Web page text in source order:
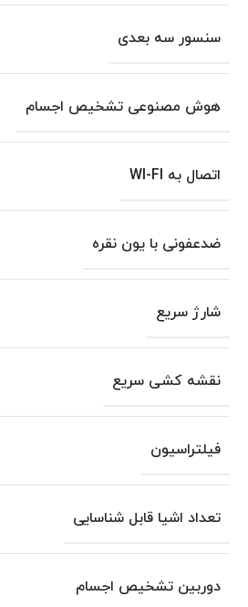
سنسور سه بعدی
هوش مصنوعی تشخیص اجسام
اتصال به WI-FI
ضدعفونی با یون نقره
شارژ سریع
نقشه کشی سریع
فیلتراسیون
تعداد اشیا قابل شناسایی
دوربین تشخیص اجسام